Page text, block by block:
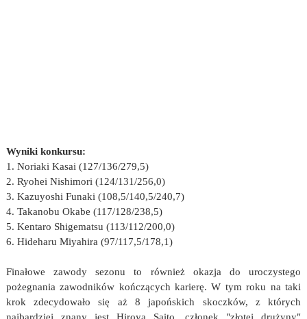
Wyniki konkursu:
1. Noriaki Kasai (127/136/279,5)
2. Ryohei Nishimori (124/131/256,0)
3. Kazuyoshi Funaki (108,5/140,5/240,7)
4. Takanobu Okabe (117/128/238,5)
5. Kentaro Shigematsu (113/112/200,0)
6. Hideharu Miyahira (97/117,5/178,1)
Finałowe zawody sezonu to również okazja do uroczystego
pożegnania zawodników kończących karierę. W tym roku na taki
krok zdecydowało się aż 8 japońskich skoczków, z których